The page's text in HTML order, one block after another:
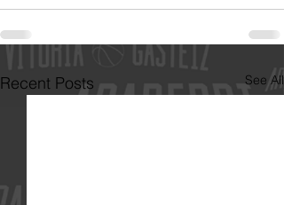
Recent Posts See All